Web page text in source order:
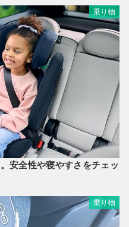
乗り物
安全性や寝やすさをチェッ
乗り物